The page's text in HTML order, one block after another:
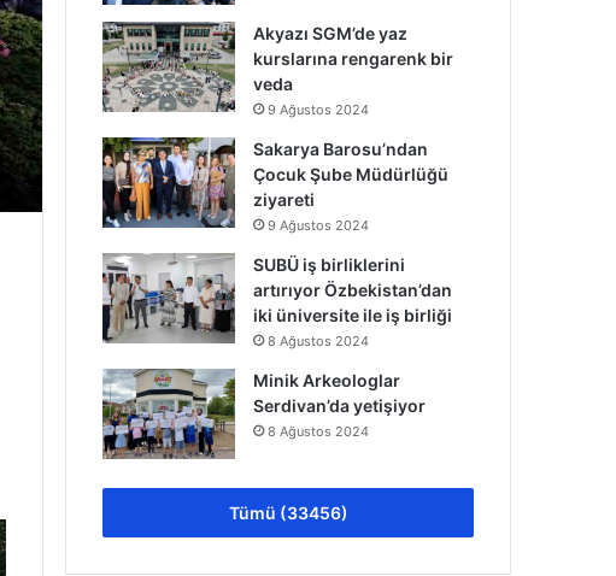
Akyazı SGM’de yaz
kurslarına rengarenk bir
veda
9 Ağustos 2024
Sakarya Barosu’ndan
Çocuk Şube Müdürlüğü
ziyareti
9 Ağustos 2024
SUBÜ iş birliklerini
artırıyor Özbekistan’dan
iki üniversite ile iş birliği
8 Ağustos 2024
Minik Arkeologlar
Serdivan’da yetişiyor
8 Ağustos 2024
Tümü (33456)